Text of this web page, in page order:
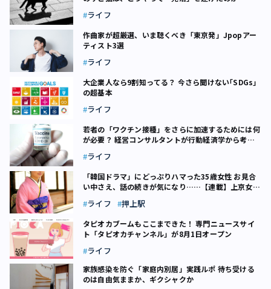
ライフ
作曲家が超厳選、いま聴くべき「東京発」Jpopアー
ティスト3選
ライフ
大企業人なら9割知ってる？ 今さら聞けない｢SDGs｣
の超基本
ライフ
若者の「ワクチン接種」をさらに加速するためには何
が必要？ 経営コンサルタントが行動経済学から考え
（7）
ライフ
「韓国ドラマ」にどっぷりハマった35歳女性 お見合
い中さえ、話の続きが気になり……【連載】上京女子
ライフ 押上駅
タピオカブームもここまできた！ 専門ニュースサイ
ト「タピオカチャンネル」が8月1日オープン
ライフ
家族感染を防ぐ「家庭内別居」実践ルポ 待ち受ける
のは自由気ままか、ギクシャクか